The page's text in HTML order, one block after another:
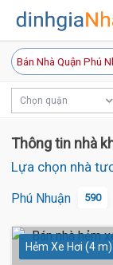
Bán Nhà Quận Phú
Chọn quận
Thông tin nhà
Lựa chọn nhà
Phú Nhuận 590
Hẻm Xe Hơi (4 m)